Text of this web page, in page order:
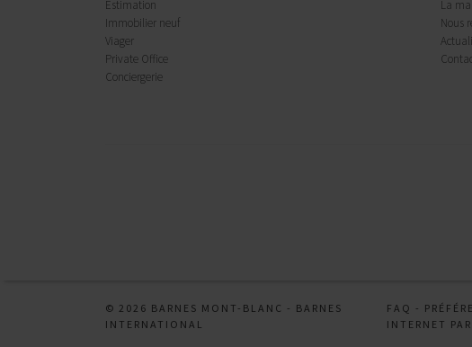
Estimation
Immobilier neuf
Viager
Private Office
Conciergerie
La
Nous
© 2026 BARNES MONT-BLANC - BARNES
INTERNATIONAL
FAQ -
INTERNET PAR